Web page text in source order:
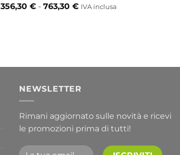
356,30 € - 763,30 €Fascia
763,30 €
IVA inclusa
NEWSLETTER
Rimani aggiornato sulle novità e ricevi
le promozioni prima di tutti!